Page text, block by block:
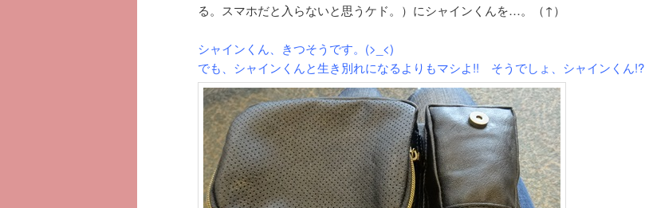
る。スマホだと入らないと思うケド。）にシャインくんを…。（↑）
シャインくん、きつそうです。(>_<)
でも、シャインくんと生き別れになるよりもマシよ!! そうでしょ、シャインくん!?